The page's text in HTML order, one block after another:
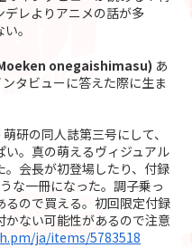
レよりアニメの話が多
。
onegaishimasu) あ
タビューに答えた際に生ま
萌研の同人誌第三号にして、
。真の萌えるヴィジュアル
会長が初登場したり、付録
な一冊になった。調子乗っ
ので買える。初回限定付録
ない可能性があるので注意
ja/items/5783518